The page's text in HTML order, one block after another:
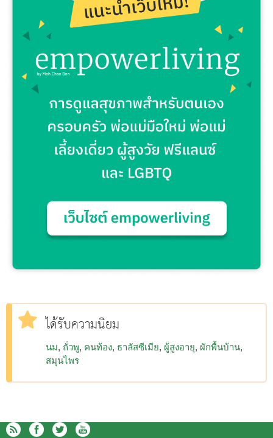
ได้รับความนิยม
นม ถั่วพู คนท้อง ธาลัสซีเมีย ผู้สูงอายุ ผักพื้นบ้าน
สมุนไพร